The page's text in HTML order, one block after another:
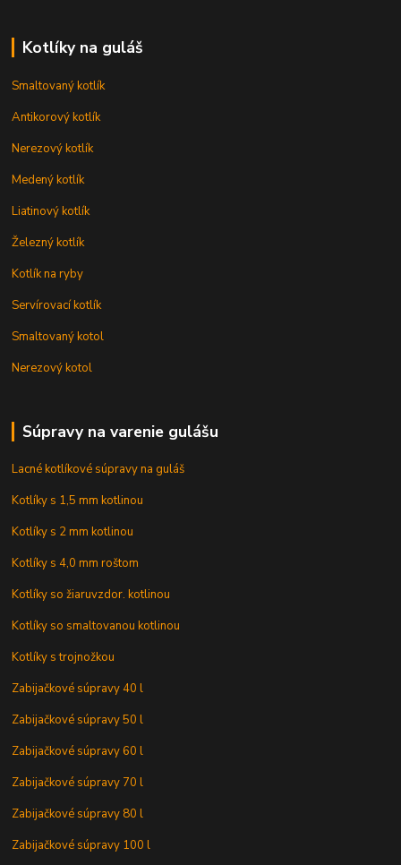
Kotlíky na guláš
Smaltovaný kotlík
Antikorový kotlík
Nerezový kotlík
Medený kotlík
Liatinový kotlík
Železný kotlík
Kotlík na ryby
Servírovací kotlík
Smaltovaný kotol
Nerezový kotol
Súpravy na varenie gulášu
Lacné kotlíkové súpravy na guláš
Kotlíky s 1,5 mm kotlinou
Kotlíky s 2 mm kotlinou
Kotlíky s 4,0 mm roštom
Kotlíky so žiaruvzdor. kotlinou
Kotlíky so smaltovanou kotlinou
Kotlíky s trojnožkou
Zabijačkové súpravy 40 l
Zabijačkové súpravy 50 l
Zabijačkové súpravy 60 l
Zabijačkové súpravy 70 l
Zabijačkové súpravy 80 l
Zabijačkové súpravy 100 l